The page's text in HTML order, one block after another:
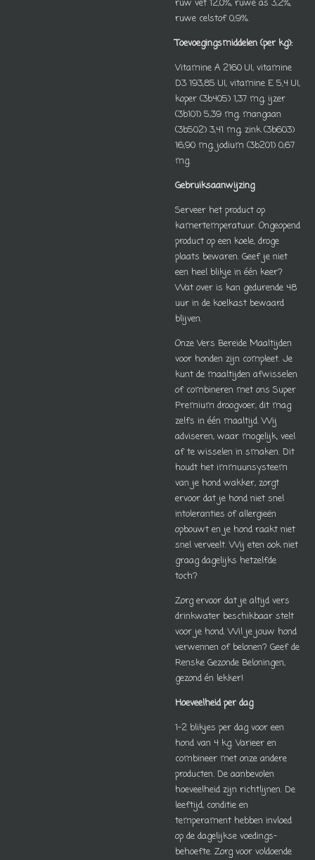
ruw vet 12,0%, ruwe as 3,2%,
ruwe celstof 0,9%.
Toevoegingsmiddelen (per kg):
Vitamine A 2160 UI, vitamine
D3 193,85 UI, vitamine E 5,4 UI,
koper (3b405) 1,37 mg, ijzer
(3b101) 5,39 mg, mangaan
(3b502) 3,41 mg, zink (3b603)
16,90 mg, jodium (3b201) 0,67
mg.
Gebruiksaanwijzing
Serveer het product op
kamertemperatuur. Ongeopend
product op een koele, droge
plaats bewaren. Geef je niet
een heel blikje in één keer?
Wat over is kan gedurende 48
uur in de koelkast bewaard
blijven.
Onze Vers Bereide Maaltijden
voor honden zijn compleet. Je
kunt de maaltijden afwisselen
of combineren met ons Super
Premium droogvoer, dit mag
zelfs in één maaltijd. Wij
adviseren, waar mogelijk, veel
af te wisselen in smaken. Dit
houdt het immuunsysteem
van je hond wakker, zorgt
ervoor dat je hond niet snel
intoleranties of allergieën
opbouwt en je hond raakt niet
snel verveelt. Wij eten ook niet
graag dagelijks hetzelfde
toch?
Zorg ervoor dat je altijd vers
drinkwater beschikbaar stelt
voor je hond. Wil je jouw hond
verwennen of belonen? Geef de
Renske Gezonde Beloningen,
gezond én lekker!
Hoeveelheid per dag
1-2 blikjes per dag voor een
hond van 4 kg. Varieer en
combineer met onze andere
producten. De aanbevolen
hoeveelheid zijn richtlijnen. De
leeftijd, conditie en
temperament hebben invloed
op de dagelijkse voedings­
behoefte. Zorg voor voldoende